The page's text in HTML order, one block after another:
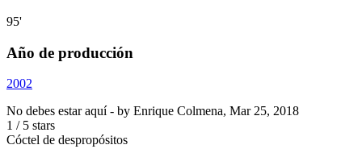
95'
Año de producción
2002
No debes estar aquí- by Enrique Colmena, Mar 25, 2018
1 / 5 stars
Cóctel de despropósitos